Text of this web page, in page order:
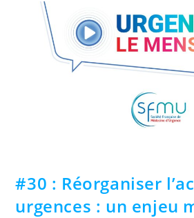
#30 : Réorganiser
urgences : un enjeu